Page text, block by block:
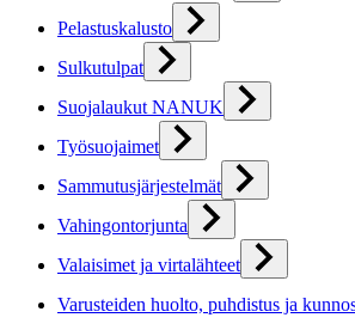
Pelastuskalusto
Sulkutulpat
Suojalaukut NANUK
Työsuojaimet
Sammutusjärjestelmät
Vahingontorjunta
Valaisimet ja virtalähteet
Varusteiden huolto, puhdistus ja